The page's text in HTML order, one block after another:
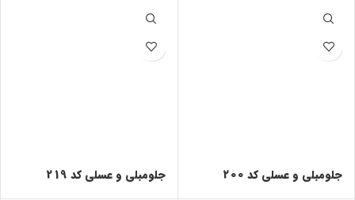
جلومبلی و عسلی کد 200 جلومبلی و عسلی کد 219